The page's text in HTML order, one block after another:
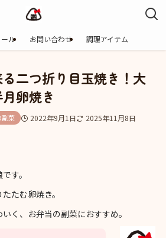
ル お問い合わせ 調理アイテム
二つ折り目玉焼き！大
卵焼き
副菜 2022年9月1日 2025年11月8日
す。
たむ卵焼き。
く、お弁当の副菜におすすめ。